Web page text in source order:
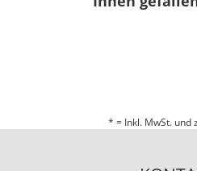
* = Inkl. MwSt. und